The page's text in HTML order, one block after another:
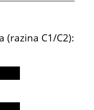
(razina C1/C2):